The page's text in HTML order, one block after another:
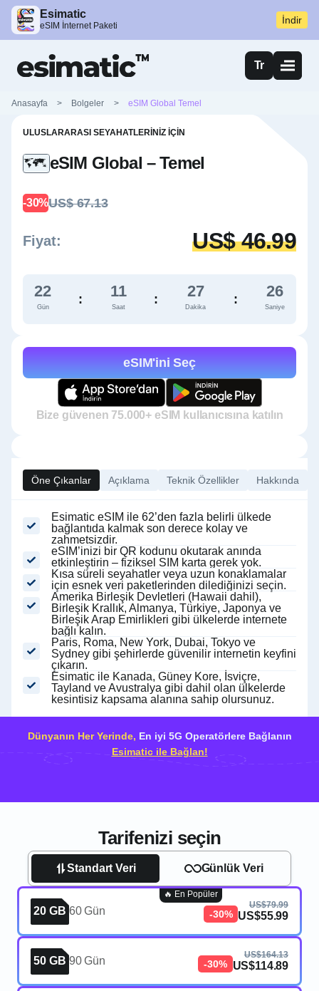
Esimatic
eSIM İnternet Paketi İndir
Tr
Anasayfa > Bolgeler > eSIM Global Temel
ULUSLARARASI SEYAHATLERINIZ İÇIN
eSIM Global – Temel
-30%US$ 67.13
Fiyat: US$ 46.99
22
Gün
: 11
Saat
: 27
Dakika
: 26
Saniye
eSIM'ini Seç
Bize güvenen 75.000+ eSIM kullanıcısına katılın
Öne Çıkanlar Açıklama Teknik Özellikler Hakkında
Esimatic eSIM ile 62’den fazla belirli ülkede
bağlantıda kalmak son derece kolay ve
zahmetsizdir.
eSIM’inizi bir QR kodunu okutarak anında
etkinleştirin – fiziksel SIM karta gerek yok.
Kısa süreli seyahatler veya uzun konaklamalar
için esnek veri paketlerinden dilediğinizi seçin.
Amerika Birleşik Devletleri (Hawaii dahil),
Birleşik Krallık, Almanya, Türkiye, Japonya ve
Birleşik Arap Emirlikleri gibi ülkelerde internete
bağlı kalın.
Paris, Roma, New York, Dubai, Tokyo ve
Sydney gibi şehirlerde güvenilir internetin keyfini
çıkarın.
Esimatic ile Kanada, Güney Kore, İsviçre,
Tayland ve Avustralya gibi dahil olan ülkelerde
kesintisiz kapsama alanına sahip olursunuz.
Dünyanın Her Yerinde, En iyi 5G Operatörlere Bağlanın
Esimatic ile Bağlan!
Tarifenizi seçin
Standart Veri Günlük Veri
20 GB 60 Gün -30%
US$79.99
US$55.99
🔥 En Popüler
50 GB 90 Gün -30%
US$164.13
US$114.89